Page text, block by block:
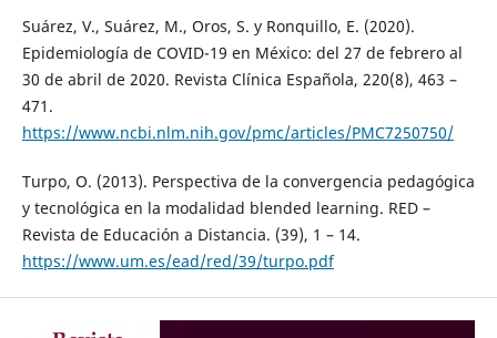
Suárez, V., Suárez, M., Oros, S. y Ronquillo, E. (2020).
Epidemiología de COVID-19 en México: del 27 de febrero al
30 de abril de 2020. Revista Clínica Española, 220(8), 463 –
471.
https://www.ncbi.nlm.nih.gov/pmc/articles/PMC7250750/
Turpo, O. (2013). Perspectiva de la convergencia pedagógica
y tecnológica en la modalidad blended learning. RED –
Revista de Educación a Distancia. (39), 1 – 14.
https://www.um.es/ead/red/39/turpo.pdf